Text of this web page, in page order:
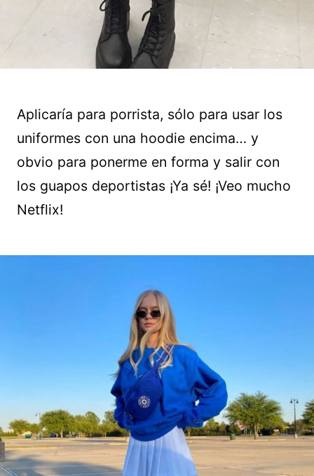
Aplicaría para porrista, sólo para usar los
uniformes con una hoodie encima… y
obvio para ponerme en forma y salir con
los guapos deportistas ¡Ya sé! ¡Veo mucho
Netflix!